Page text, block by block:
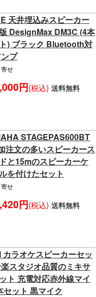
天井埋込みスピーカー
DesignMax DM3C (4本
) ブラック Bluetooth対
プ
せ
円(税込) 送料無料
STAGEPAS600BT
注文の多いスピーカース
と15mのスピーカーケ
を付けたセット
せ
円(税込) 送料無料
カラオケスピーカーセッ
楽スタジオ品質のミキサ
ト 充電対応赤外線マイ
セット 黒マイク